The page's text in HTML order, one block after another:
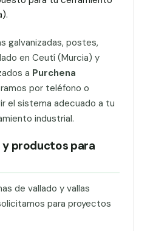
galvanizadas, postes,
en Ceutí (Murcia) y
a Purchena
por teléfono o
el sistema adecuado a tu
industrial.
y productos para
de vallado y vallas
para proyectos